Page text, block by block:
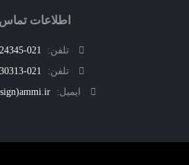
اطلاعات تماس
تلفن:
021-88424345
تلفن:
021-88430313
ایمیل:
info(atsign)ammi.ir